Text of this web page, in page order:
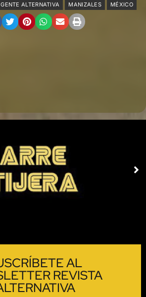
GENTE ALTERNATIVA MANIZALES MÉXICO
AL
REVISTA